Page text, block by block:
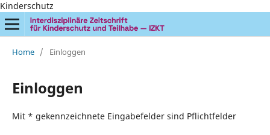
Kinderschutz
Home / Einloggen
Einloggen
Mit * gekennzeichnete Eingabefelder sind Pflichtfelder